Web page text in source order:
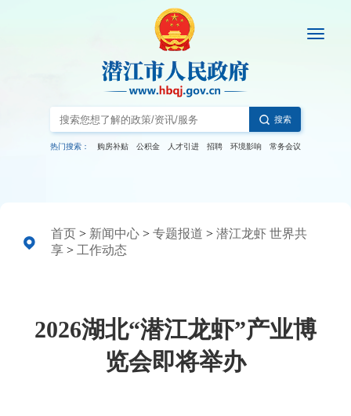
搜索
热门搜索： 购房补贴 公积金 人才引进 招聘 环境影响 常务会议
首页 > 新闻中心 > 专题报道 > 潜江龙虾 世界共
享 > 工作动态
2026湖北“潜江龙虾”产业博
览会即将举办